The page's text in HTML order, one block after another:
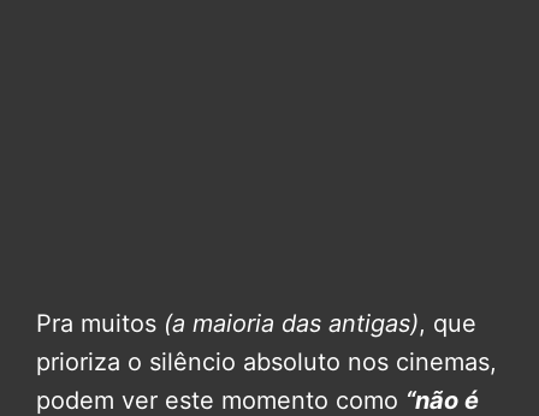
Pra muitos (a maioria das antigas), que
prioriza o silêncio absoluto nos cinemas,
podem ver este momento como “não é